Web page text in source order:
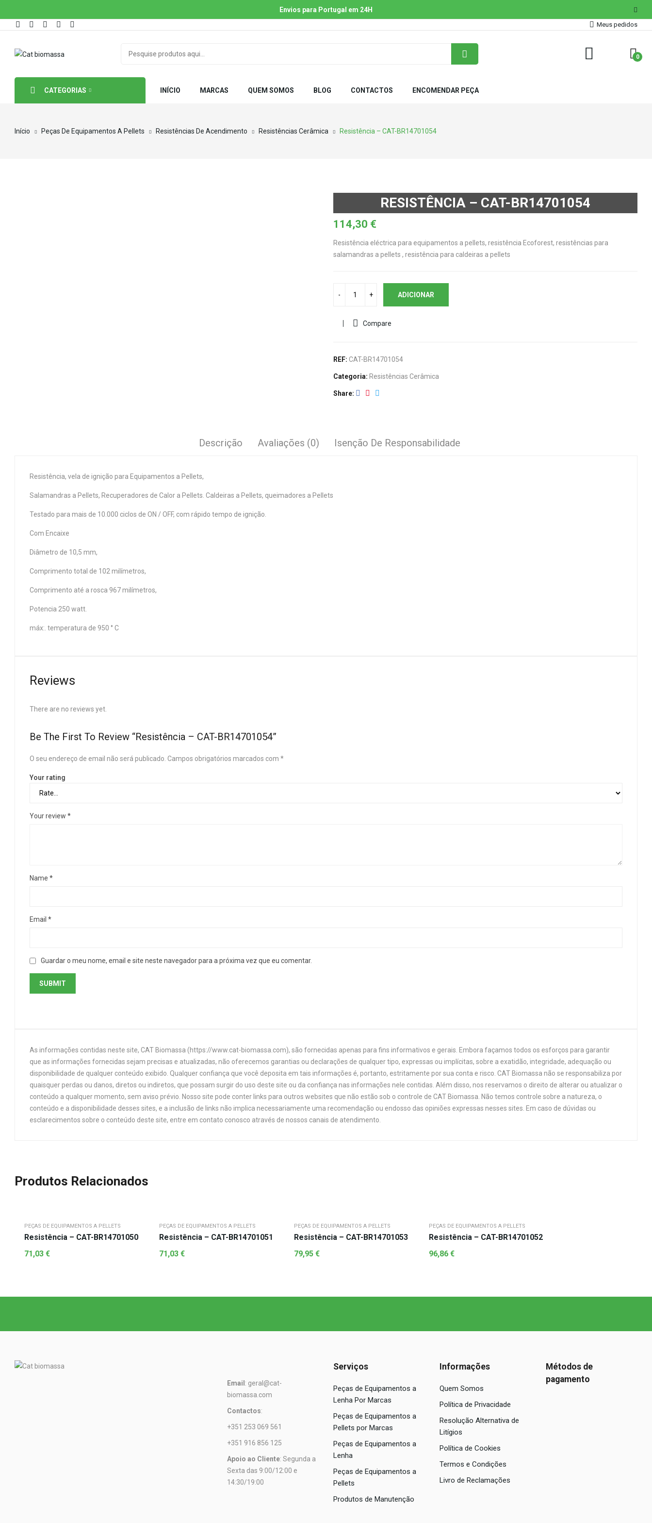
Envios para Portugal em 24H
Meus pedidos
0
CATEGORIAS INÍCIO MARCAS QUEM SOMOS BLOG CONTACTOS ENCOMENDAR PEÇA
Início Peças De Equipamentos A Pellets Resistências De Acendimento Resistências Cerâmica Resistência – CAT-BR14701054
RESISTÊNCIA – CAT-BR14701054
114,30 €
Resistência eléctrica para equipamentos a pellets, resistência Ecoforest, resistências para
salamandras a pellets , resistência para caldeiras a pellets
ADICIONAR
Compare
REF: CAT-BR14701054
Categoria: Resistências Cerâmica
Share
Descrição Avaliações (0) Isenção De Responsabilidade
Resistência, vela de ignição para Equipamentos a Pellets,
Salamandras a Pellets, Recuperadores de Calor a Pellets. Caldeiras a Pellets, queimadores a Pellets
Testado para mais de 10.000 ciclos de ON / OFF, com rápido tempo de ignição.
Com Encaixe
Diâmetro de 10,5 mm,
Comprimento total de 102 milímetros,
Comprimento até a rosca 967 milímetros,
Potencia 250 watt.
máx:. temperatura de 950 ° C
Reviews
There are no reviews yet.
Be The First To Review “Resistência – CAT-BR14701054”
O seu endereço de email não será publicado. Campos obrigatórios marcados com *
Your rating
Your review *
Name *
Email *
Guardar o meu nome, email e site neste navegador para a próxima vez que eu comentar.
As informações contidas neste site, CAT Biomassa (https://www.cat-biomassa.com), são fornecidas apenas para fins informativos e gerais. Embora façamos todos os esforços para garantir
que as informações fornecidas sejam precisas e atualizadas, não oferecemos garantias ou declarações de qualquer tipo, expressas ou implícitas, sobre a exatidão, integridade, adequação ou
disponibilidade de qualquer conteúdo exibido. Qualquer confiança que você deposita em tais informações é, portanto, estritamente por sua conta e risco. CAT Biomassa não se responsabiliza por
quaisquer perdas ou danos, diretos ou indiretos, que possam surgir do uso deste site ou da confiança nas informações nele contidas. Além disso, nos reservamos o direito de alterar ou atualizar o
conteúdo a qualquer momento, sem aviso prévio. Nosso site pode conter links para outros websites que não estão sob o controle de CAT Biomassa. Não temos controle sobre a natureza, o
conteúdo e a disponibilidade desses sites, e a inclusão de links não implica necessariamente uma recomendação ou endosso das opiniões expressas nesses sites. Em caso de dúvidas ou
esclarecimentos sobre o conteúdo deste site, entre em contato conosco através de nossos canais de atendimento.
Produtos Relacionados
PEÇAS DE EQUIPAMENTOS A PELLETS
Resistência – CAT-BR14701050
71,03 €
PEÇAS DE EQUIPAMENTOS A PELLETS
Resistência – CAT-BR14701051
71,03 €
PEÇAS DE EQUIPAMENTOS A PELLETS
Resistência – CAT-BR14701053
79,95 €
PEÇAS DE EQUIPAMENTOS A PELLETS
Resistência – CAT-BR14701052
96,86 €
Email : geral@cat-
biomassa.com
Contactos:
+351 253 069 561
+351 916 856 125
Apoio ao Cliente: Segunda a
Sexta das 9:00/12:00 e
14:30/19:00
Serviços
Peças de Equipamentos a
Lenha Por Marcas
Peças de Equipamentos a
Pellets por Marcas
Peças de Equipamentos a
Lenha
Peças de Equipamentos a
Pellets
Produtos de Manutenção
Informações
Quem Somos
Política de Privacidade
Resolução Alternativa de
Litígios
Política de Cookies
Termos e Condições
Livro de Reclamações
Métodos de
pagamento